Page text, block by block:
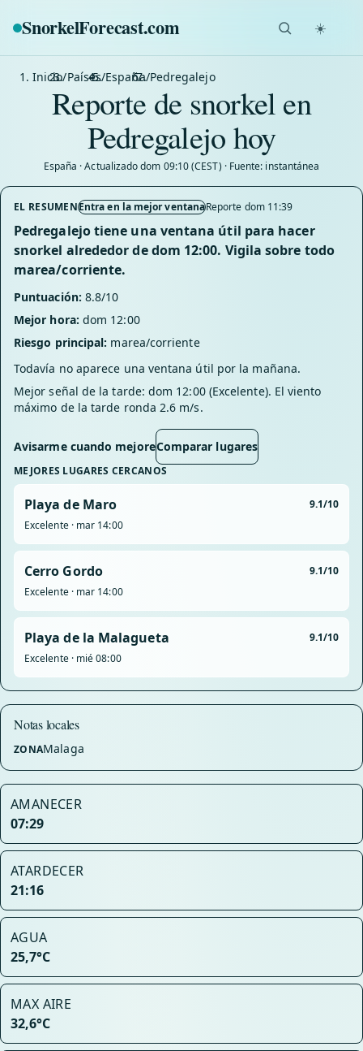
SnorkelForecast.com ☀️
Inicio/Países/España/Pedregalejo
Reporte de snorkel en
Pedregalejo hoy
España · Actualizado dom 09:10 (CEST) · Fuente: instantánea
EL RESUMENEntra en la mejor ventanaReporte dom 11:39
Pedregalejo tiene una ventana útil para hacer
snorkel alrededor de dom 12:00. Vigila sobre todo
marea/corriente.
Puntuación: 8.8/10
Mejor hora: dom 12:00
Riesgo principal: marea/corriente
Todavía no aparece una ventana útil por la mañana.
Mejor señal de la tarde: dom 12:00 (Excelente). El viento
máximo de la tarde ronda 2.6 m/s.
Avisarme cuando mejoreComparar lugares
MEJORES LUGARES CERCANOS
Playa de Maro
9.1/10
Excelente · mar 14:00
Cerro Gordo
9.1/10
Excelente · mar 14:00
Playa de la Malagueta
9.1/10
Excelente · mié 08:00
Notas locales
ZONAMalaga
AMANECER
07:29
ATARDECER
21:16
AGUA
25,7°C
MAX AIRE
32,6°C